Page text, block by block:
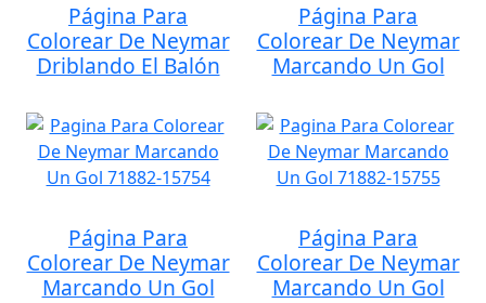
Página Para
Colorear De Neymar
Driblando El Balón
Página Para
Colorear De Neymar
Marcando Un Gol
Página Para
Colorear De Neymar
Marcando Un Gol
Página Para
Colorear De Neymar
Marcando Un Gol